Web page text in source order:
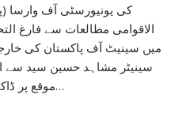
کی یونیورسٹی آف وارسا
الاقوامی مطالعات سے فارغ
میں سینیٹ آف پاکستان کی
سینیٹر مشاہد حسین سید سے
موقع پر ڈاکٹر سید سبطین شاہ نے پاکستان کی…